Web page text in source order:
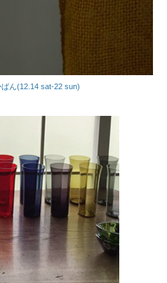
ん(12.14 sat-22 sun)